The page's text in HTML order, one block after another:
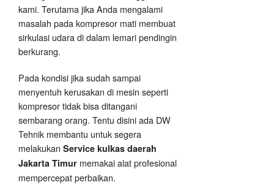
kami. Terutama jika Anda mengalami
masalah pada kompresor mati membuat
sirkulasi udara di dalam lemari pendingin
berkurang.
Pada kondisi jika sudah sampai
menyentuh kerusakan di mesin seperti
kompresor tidak bisa ditangani
sembarang orang. Tentu disini ada DW
Tehnik membantu untuk segera
melakukan Service kulkas daerah
Jakarta Timur memakai alat profesional
mempercepat perbaikan.